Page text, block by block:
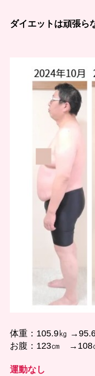
ダイエットは頑張ら
体重：105.9㎏
お腹：123㎝
運動なし